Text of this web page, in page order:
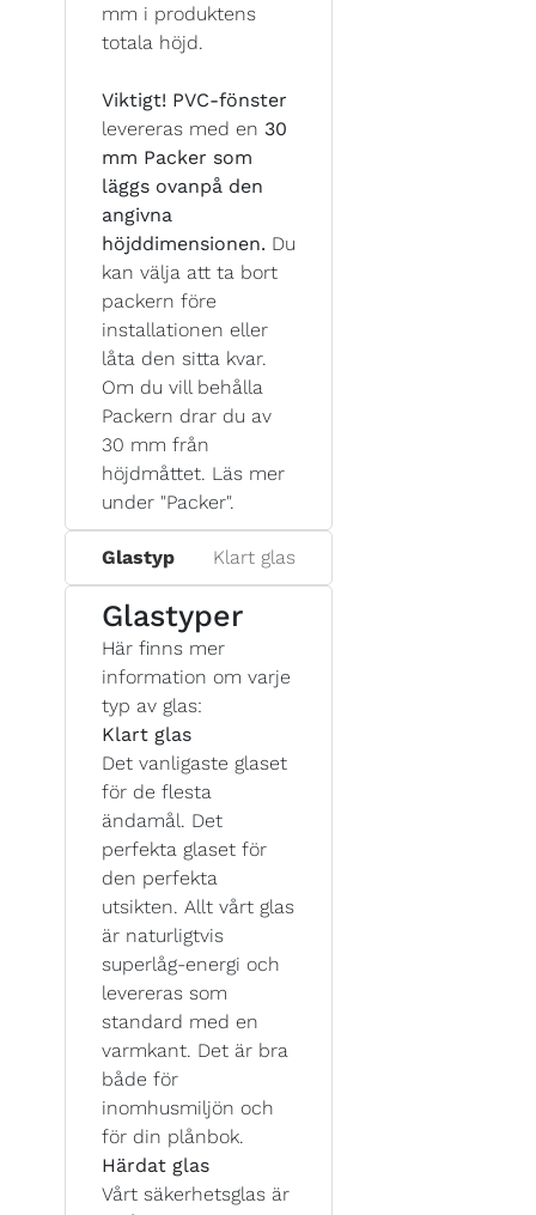
mm i produktens
totala höjd.
Viktigt! PVC-fönster
levereras med en 30
mm Packer som
läggs ovanpå den
angivna
höjddimensionen. Du
kan välja att ta bort
packern före
installationen eller
låta den sitta kvar.
Om du vill behålla
Packern drar du av
30 mm från
höjdmåttet. Läs mer
under "Packer".
Glastyp Klart glas
Glastyper
Här finns mer
information om varje
typ av glas:
Klart glas
Det vanligaste glaset
för de flesta
ändamål. Det
perfekta glaset för
den perfekta
utsikten. Allt vårt glas
är naturligtvis
superlåg-energi och
levereras som
standard med en
varmkant. Det är bra
både för
inomhusmiljön och
för din plånbok.
Härdat glas
Vårt säkerhetsglas är